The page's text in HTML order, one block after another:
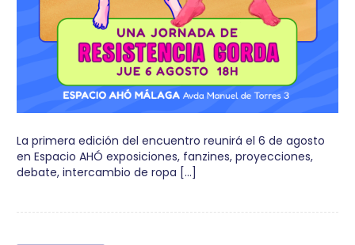
La primera edición del encuentro reunirá el 6 de agosto
en Espacio AHÓ exposiciones, fanzines, proyecciones,
debate, intercambio de ropa […]